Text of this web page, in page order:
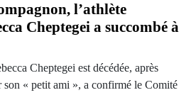
l’athlète
Cheptegei a succombé à
Cheptegei est décédée, après
son « petit ami », a confirmé le Comité